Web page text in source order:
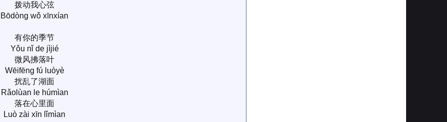
拨动我心弦
Bōdòng wǒ xīnxían
有你的季节
Yǒu nǐ de jìjié
微风拂落叶
Wēifēng fú luòyè
扰乱了湖面
Rǎolùan le húmìan
落在心里面
Luò zài xīn lǐmìan